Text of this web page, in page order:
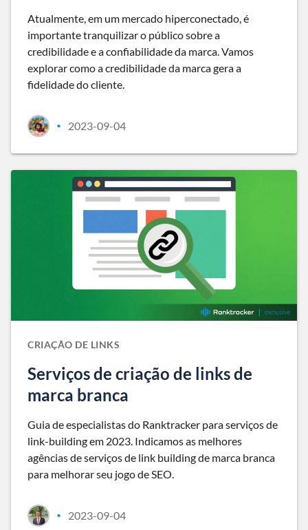
Atualmente, em um mercado hiperconectado, é
importante tranquilizar o público sobre a
credibilidade e a confiabilidade da marca. Vamos
explorar como a credibilidade da marca gera a
fidelidade do cliente.
• 2023-09-04
CRIAÇÃO DE LINKS
Serviços de criação de links de
marca branca
Guia de especialistas do Ranktracker para serviços de
link-building em 2023. Indicamos as melhores
agências de serviços de link building de marca branca
para melhorar seu jogo de SEO.
• 2023-09-04